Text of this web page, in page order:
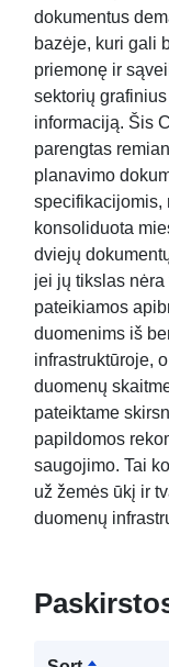
dokumentus
bazėje, kuri gali
priemonę ir
sektorių
informaciją. Šis
parengtas
planavimo
specifikacijomis,
konsoliduota
dviejų
jei jų tikslas
pateikiamos
duomenims iš
infrastruktūroje,
duomenų
pateiktame
papildomos
saugojimo. Tai
už žemės ūkį ir
duomenų